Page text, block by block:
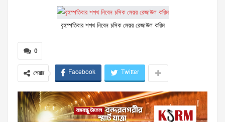
বৃহস্পতিবার শপথ নিবেন চসিক মেয়র রেজাউল করিম
0
শেয়ার Facebook Twitter